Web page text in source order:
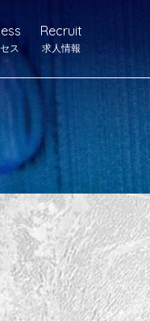
ス
Recruit
求人情報